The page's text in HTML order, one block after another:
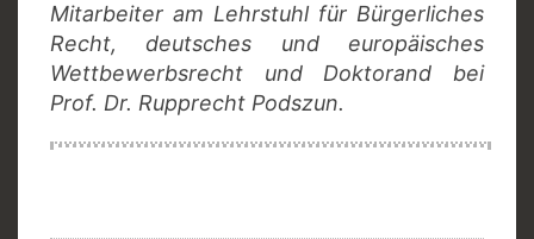
Mitarbeiter am Lehrstuhl für Bürgerliches
Recht, deutsches und europäisches
Wettbewerbsrecht und Doktorand bei
Prof. Dr. Rupprecht Podszun.